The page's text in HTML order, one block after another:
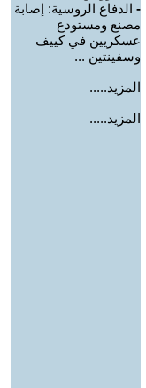
- الدفاع الروسية: إصابة
مصنع ومستودع
عسكريين في كييف
وسفينتين ...
المزيد.....
المزيد.....